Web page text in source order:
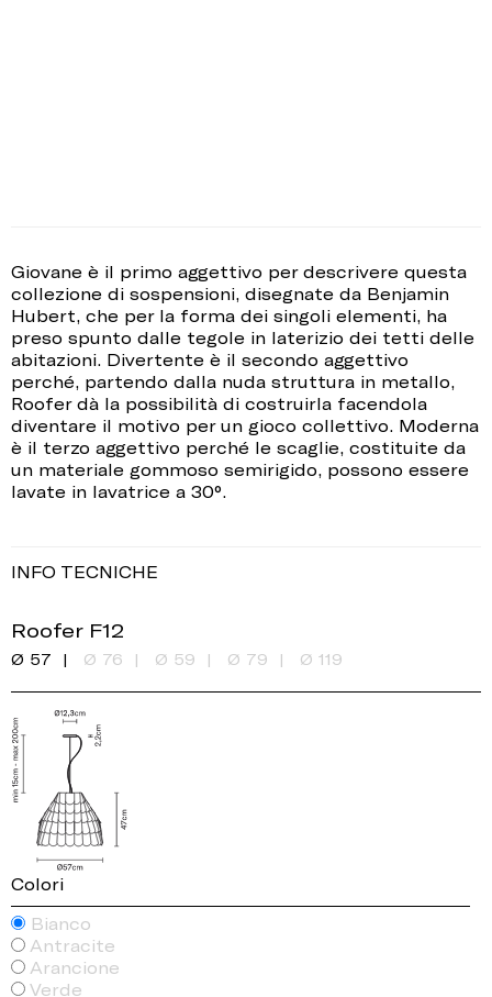
Giovane è il primo aggettivo per descrivere questa
collezione di sospensioni, disegnate da Benjamin
Hubert, che per la forma dei singoli elementi, ha
preso spunto dalle tegole in laterizio dei tetti delle
abitazioni. Divertente è il secondo aggettivo
perché, partendo dalla nuda struttura in metallo,
Roofer dà la possibilità di costruirla facendola
diventare il motivo per un gioco collettivo. Moderna
è il terzo aggettivo perché le scaglie, costituite da
un materiale gommoso semirigido, possono essere
lavate in lavatrice a 30°.
INFO TECNICHE
Roofer F12
Ø 57 Ø 76 Ø 59 Ø 79 Ø 119
Colori
Bianco
Antracite
Arancione
Verde